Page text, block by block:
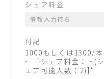
シェア料金
情報入力待ち
付記
1000もしくは1300/本
~ [シェア料金： ~(シ
ェア可能人数：2)]*